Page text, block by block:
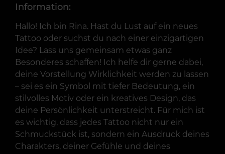
Information:
Hallo! Ich bin Rina. Hast du Lust auf ein neues
Tattoo oder suchst du nach einer einzigartigen
Idee? Lass uns gemeinsam etwas ganz
Besonderes schaffen! Ich helfe dir gerne dabei,
deine Vorstellung Wirklichkeit werden zu lassen
– sei es ein Symbol mit tiefer Bedeutung, ein
stilvolles Motiv oder ein kreatives Design, das
deine Persönlichkeit unterstreicht. Für mich ist
es wichtig, dass jedes Tattoo nicht nur ein
Schmuckstück ist, sondern ein Ausdruck deines
Charakters, deiner Gefühle und deines